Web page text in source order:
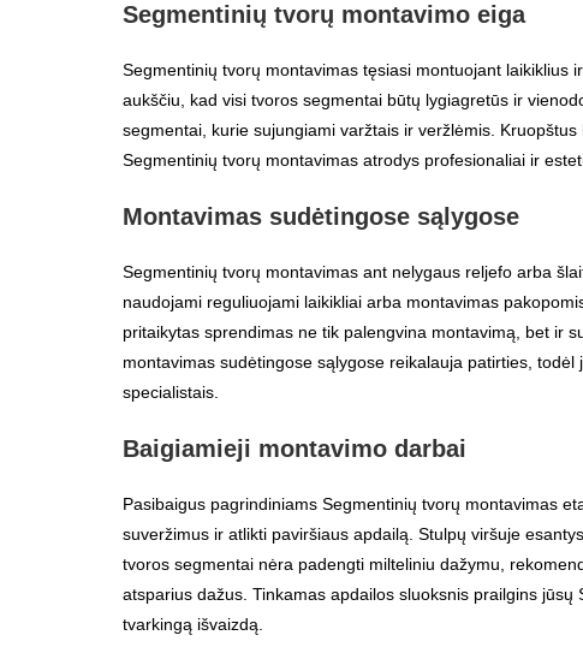
Segmentinių tvorų montavimo eiga
Segmentinių tvorų montavimas tęsiasi montuojant laikiklius
aukščiu, kad visi tvoros segmentai būtų lygiagretūs ir
segmentai, kurie sujungiami varžtais ir veržlėmis.
Segmentinių tvorų montavimas atrodys profesionaliai ir
Montavimas sudėtingose sąlygose
Segmentinių tvorų montavimas ant nelygaus reljefo arba
naudojami reguliuojami laikikliai arba montavimas
pritaikytas sprendimas ne tik palengvina montavimą, bet ir
montavimas sudėtingose sąlygose reikalauja patirties,
specialistais.
Baigiamieji montavimo darbai
Pasibaigus pagrindiniams Segmentinių tvorų montavimas
suveržimus ir atlikti paviršiaus apdailą. Stulpų viršuje
tvoros segmentai nėra padengti milteliniu dažymu,
atsparius dažus. Tinkamas apdailos sluoksnis prailgins
tvarkingą išvaizdą.